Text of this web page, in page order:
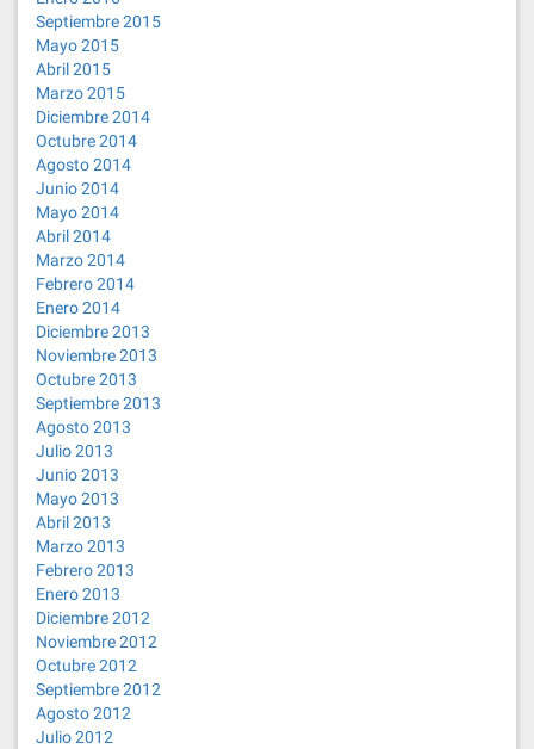
Septiembre 2015
Mayo 2015
Abril 2015
Marzo 2015
Diciembre 2014
Octubre 2014
Agosto 2014
Junio 2014
Mayo 2014
Abril 2014
Marzo 2014
Febrero 2014
Enero 2014
Diciembre 2013
Noviembre 2013
Octubre 2013
Septiembre 2013
Agosto 2013
Julio 2013
Junio 2013
Mayo 2013
Abril 2013
Marzo 2013
Febrero 2013
Enero 2013
Diciembre 2012
Noviembre 2012
Octubre 2012
Septiembre 2012
Agosto 2012
Julio 2012